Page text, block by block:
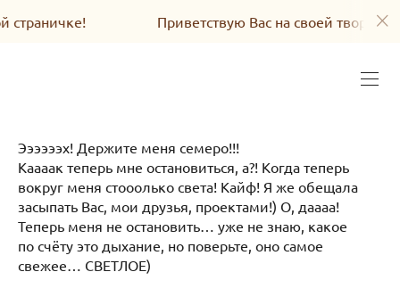
Приветствую Вас на своей творческой
Ээээээх! Держите меня семеро!!!
Каааак теперь мне остановиться, а?! Когда теперь
вокруг меня стооолько света! Кайф! Я же обещала
засыпать Вас, мои друзья, проектами!) О, даааа!
Теперь меня не остановить… уже не знаю, какое
по счёту это дыхание, но поверьте, оно самое
свежее… СВЕТЛОЕ)